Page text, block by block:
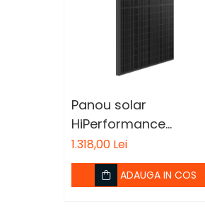
Panou solar
HiPerformance
compatibil cu
sistemele
automatizare Solarino
1.318,00 Lei
ADAUGA IN COS